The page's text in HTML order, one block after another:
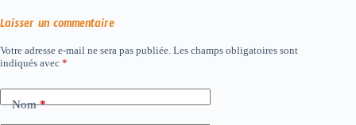
Laisser un commentaire
Votre adresse e-mail ne sera pas publiée. Les champs obligatoires sont
indiqués avec *
Nom*